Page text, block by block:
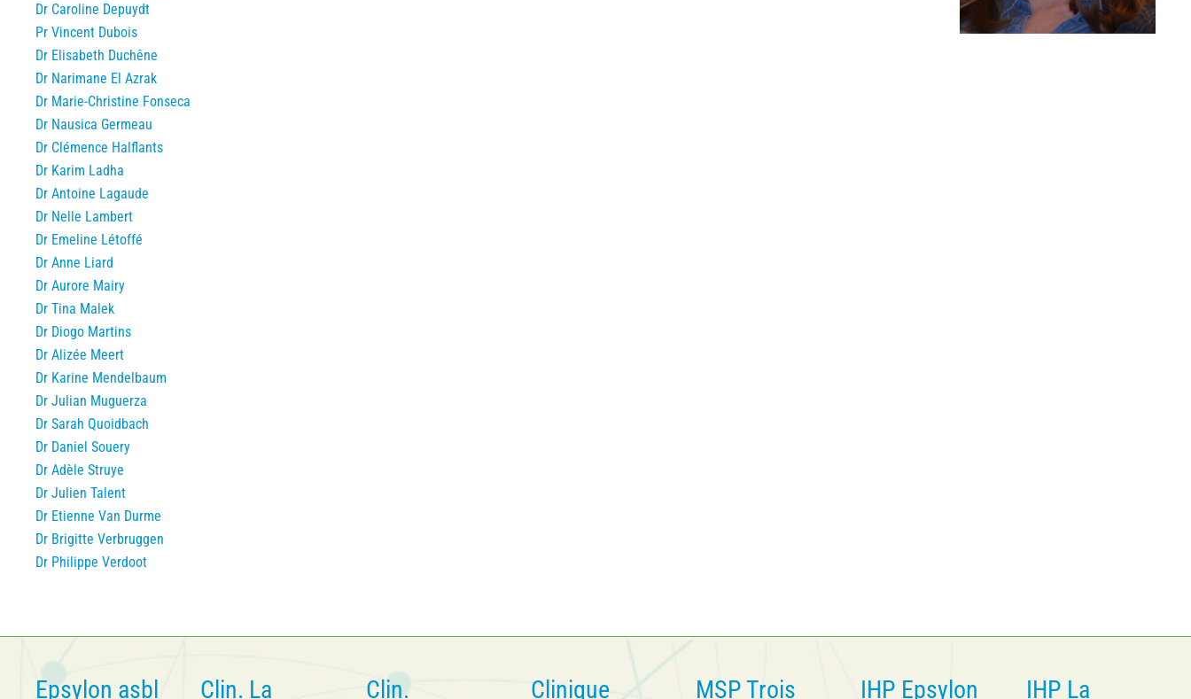
Dr Caroline Depuydt
Pr Vincent Dubois
Dr Elisabeth Duchêne
Dr Narimane El Azrak
Dr Marie-Christine Fonseca
Dr Nausica Germeau
Dr Clémence Halflants
Dr Karim Ladha
Dr Antoine Lagaude
Dr Nelle Lambert
Dr Emeline Létoffé
Dr Anne Liard
Dr Aurore Mairy
Dr Tina Malek
Dr Diogo Martins
Dr Alizée Meert
Dr Karine Mendelbaum
Dr Julian Muguerza
Dr Sarah Quoidbach
Dr Daniel Souery
Dr Adèle Struye
Dr Julien Talent
Dr Etienne Van Durme
Dr Brigitte Verbruggen
Dr Philippe Verdoot
Epsylon asbl Clin. La Clin. Clinique MSP Trois IHP Epsylon IHP La